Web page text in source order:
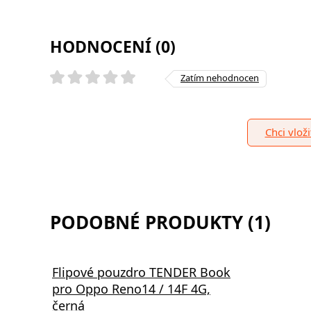
HODNOCENÍ (0)
Zatím nehodnocen
Chci
PODOBNÉ PRODUKTY (1)
Flipové pouzdro TENDER Book
pro Oppo Reno14 / 14F 4G,
černá